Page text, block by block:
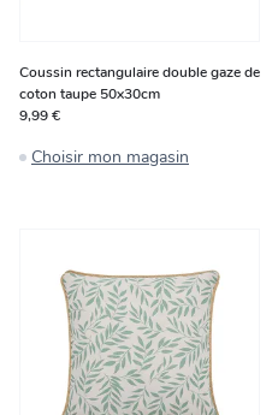
Coussin rectangulaire double gaze de
coton taupe 50x30cm
9,99 €
Choisir mon magasin